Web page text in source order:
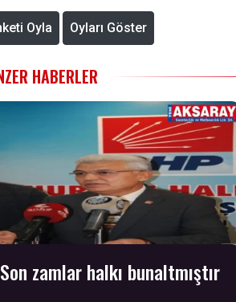
Oyla Oyları Göster
HABERLER
Son zamlar halkı bunaltmıştır